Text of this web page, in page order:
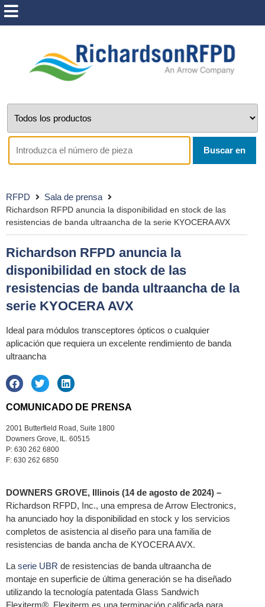
Buscar en
RFPD Sala de prensa
Richardson RFPD anuncia la disponibilidad en stock de las
resistencias de banda ultraancha de la serie KYOCERA AVX
Richardson RFPD anuncia la
disponibilidad en stock de las
resistencias de banda ultraancha de la
serie KYOCERA AVX
Ideal para módulos transceptores ópticos o cualquier
aplicación que requiera un excelente rendimiento de banda
ultraancha
COMUNICADO DE PRENSA
2001 Butterfield Road, Suite 1800
Downers Grove, IL. 60515
P: 630 262 6800
F: 630 262 6850
DOWNERS GROVE, Illinois (14 de agosto de 2024) –
Richardson RFPD, Inc., una empresa de Arrow Electronics,
ha anunciado hoy la disponibilidad en stock y los servicios
completos de asistencia al diseño para una familia de
resistencias de banda ancha de KYOCERA AVX.
La serie UBR de resistencias de banda ultraancha de
montaje en superficie de última generación se ha diseñado
utilizando la tecnología patentada Glass Sandwich
Flexiterm®. Flexiterm es una terminación calificada para